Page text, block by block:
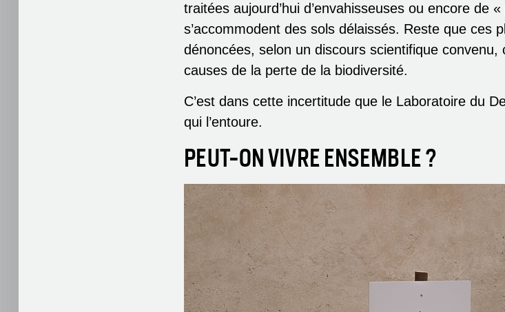
traitées aujourd’hui d’envahisseuses ou encore de
s’accommodent des sols délaissés. Reste que ces
dénoncées, selon un discours scientifique convenu,
causes de la perte de la biodiversité.
C’est dans cette incertitude que le Laboratoire du
qui l’entoure.
PEUT-ON VIVRE ENSEMBLE ?